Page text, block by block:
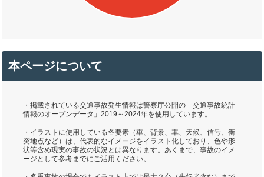
本ページについて
・掲載されている交通事故発生情報は警察庁公開の「交通事故統計
情報のオープンデータ」2019～2024年を使用しています。
・イラストに使用している各要素（車、背景、車、天候、信号、衝
突地点など）は、代表的なイメージをイラスト化しており、色や形
状等含め現実の事故の状況とは異なります。あくまで、事故のイメ
ージとして参考までにご活用ください。